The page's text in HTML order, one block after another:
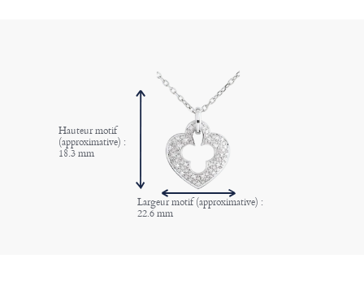
Hauteur motif
(approximative) :
18.3 mm
Largeur motif (approximative) :
22.6 mm